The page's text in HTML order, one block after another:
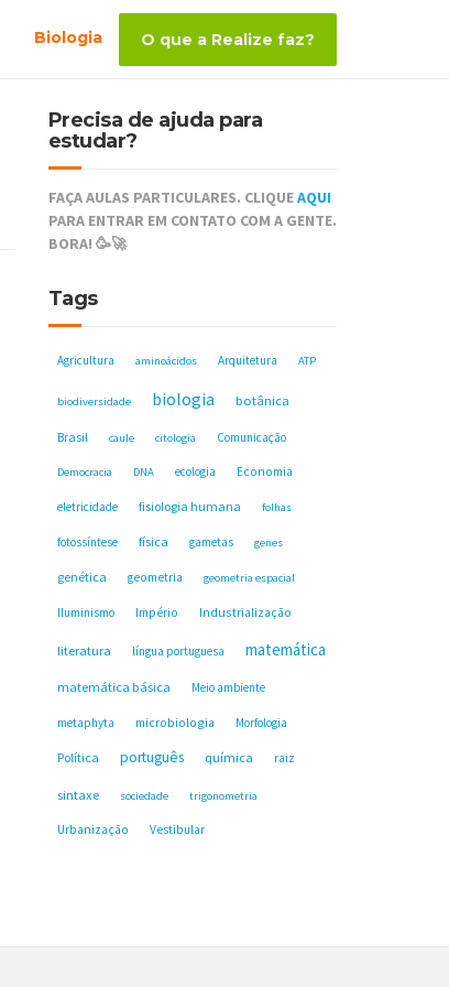
Biologia O que a Realize faz?
Precisa de ajuda para
estudar?
FAÇA AULAS PARTICULARES. CLIQUEAQUI
PARA ENTRAR EM CONTATO COM A GENTE.
BORA! 🥳🚀
Tags
Agricultura aminoácidos Arquitetura ATP
biodiversidade biologia botânica
Brasil caule citologia Comunicação
Democracia DNA ecologia Economia
eletricidade fisiologia humana folhas
fotossíntese física gametas genes
genética geometria geometria espacial
Iluminismo Império Industrialização
literatura língua portuguesa matemática
matemática básica Meio ambiente
metaphyta microbiologia Morfologia
Política português química raiz
sintaxe sociedade trigonometria
Urbanização Vestibular